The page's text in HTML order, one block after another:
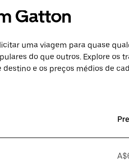
Gatton
uma viagem para quase
do que outros. Explore os
e os preços médios de